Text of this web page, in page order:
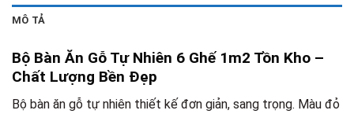
MÔ TẢ
Bộ Bàn Ăn Gỗ Tự Nhiên 6 Ghế 1m2 Tồn Kho –
Chất Lượng Bền Đẹp
Bộ bàn ăn gỗ tự nhiên thiết kế đơn giản, sang trọng. Màu đỏ